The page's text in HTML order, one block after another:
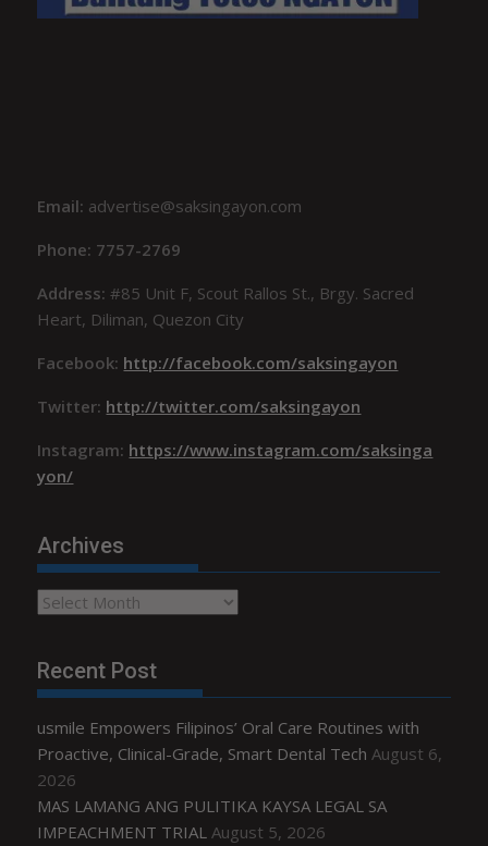
Email: advertise@saksingayon.com
Phone: 7757-2769
Address:#85 Unit F, Scout Rallos St., Brgy. Sacred
Heart, Diliman, Quezon City
Facebook: http://facebook.com/saksingayon
Twitter: http://twitter.com/saksingayon
Instagram: https://www.instagram.com/saksinga
yon/
Archives
Archives
Recent Post
usmile Empowers Filipinos’ Oral Care Routines with
Proactive, Clinical-Grade, Smart Dental Tech August 6,
2026
MAS LAMANG ANG PULITIKA KAYSA LEGAL SA
IMPEACHMENT TRIAL August 5, 2026